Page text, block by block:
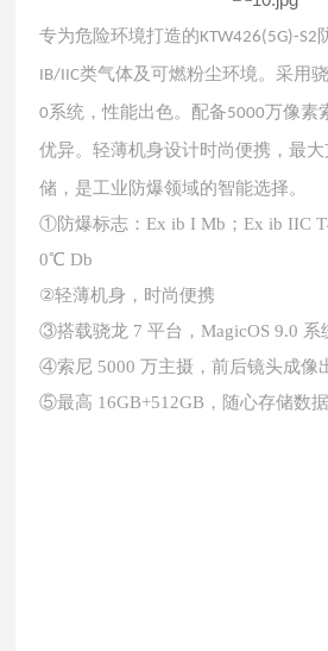
专为危险环境打造的KTW426(5G)-S2
IB/IIC类气体及可燃粉尘环境。采用
0系统，性能出色。配备5000万像素
优异。轻薄机身设计时尚便携，最大
储，是工业防爆领域的智能选择。
①防爆标志：Ex ib I Mb；Ex ib IIC
0℃ Db
②轻薄机身，时尚便携
③搭载骁龙 7 平台，MagicOS 9.0 系
④索尼 5000 万主摄，前后镜头成像
⑤最高 16GB+512GB，随心存储数据